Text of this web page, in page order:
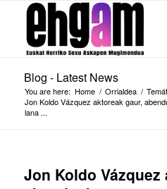
Blog - Latest News
You are here: Home / Orrialdea /
Jon Koldo Vázquez aktoreak gaur,
lana ...
Jon Koldo Vázquez